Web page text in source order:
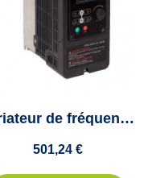
Variateur de fréquence Teco - 1.5Kw - mono/tri - 7.5A - E510-202-H1F
501,24 €